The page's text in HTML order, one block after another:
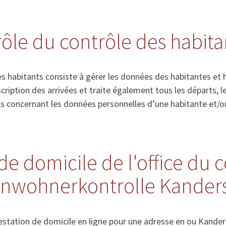
du contrôle des
habitants consiste à gérer les données des habitantes
des arrivées et traite également tous les départs,
les données personnelles d’une habitante et/
domicile de l'office du
de domicile en ligne pour une adresse en ou